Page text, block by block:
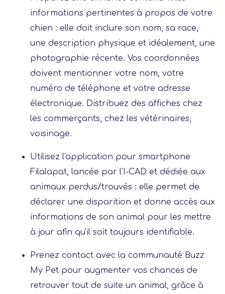
informations pertinentes à propos de votre
chien : elle doit inclure son nom, sa race,
une description physique et idéalement, une
photographie récente. Vos coordonnées
doivent mentionner votre nom, votre
numéro de téléphone et votre adresse
électronique. Distribuez des affiches chez
les commerçants, chez les vétérinaires,
voisinage.
Utilisez l'application pour smartphone
Filalapat, lancée par l'I-CAD et dédiée aux
animaux perdus/trouvés : elle permet de
déclarer une disparition et donne accès aux
informations de son animal pour les mettre
à jour afin qu'il soit toujours identifiable.
Prenez contact avec la communauté Buzz
My Pet pour augmenter vos chances de
retrouver tout de suite un animal, grâce à